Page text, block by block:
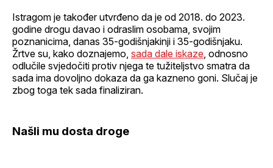
Istragom je također utvrđeno da je od 2018. do 2023.
godine drogu davao i odraslim osobama, svojim
poznanicima, danas 35-godišnjakinji i 35-godišnjaku.
Žrtve su, kako doznajemo, sada dale iskaze, odnosno
odlučile svjedočiti protiv njega te tužiteljstvo smatra da
sada ima dovoljno dokaza da ga kazneno goni. Slučaj je
zbog toga tek sada finaliziran.
Našli mu dosta droge